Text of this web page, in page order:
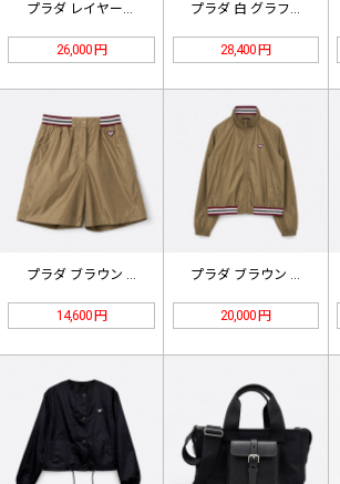
26,000 円 28,400 円
プラダ ブラウン ロゴ刺繍 ボーダー…
14,600 円
プラダ ブラウン ロゴ刺繍 ボーダー…
20,000 円